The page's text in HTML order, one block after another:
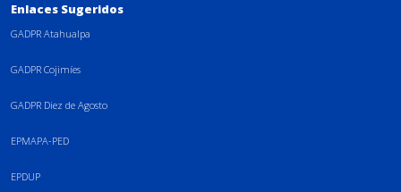
Enlaces Sugeridos
GADPR Atahualpa
GADPR Cojimíes
GADPR Diez de Agosto
EPMAPA-PED
EPDUP